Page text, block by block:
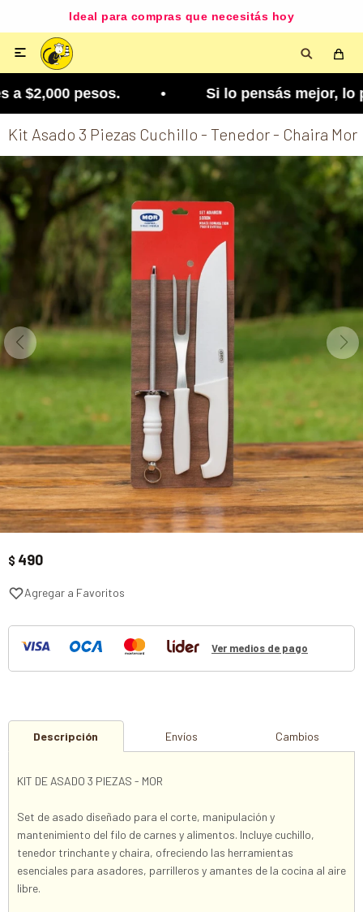
Ideal para compras que necesitás hoy

$2,000 pesos. • Si lo pensás mejor, lo
Kit Asado 3 Piezas Cuchillo - Tenedor - Chaira Mor
$ 490
Ver medios de pago
Descripción Envíos Cambios
KIT DE ASADO 3 PIEZAS - MOR
Set de asado diseñado para el corte, manipulación y
mantenimiento del filo de carnes y alimentos. Incluye cuchillo,
tenedor trinchante y chaira, ofreciendo las herramientas
esenciales para asadores, parrilleros y amantes de la cocina al aire
libre.